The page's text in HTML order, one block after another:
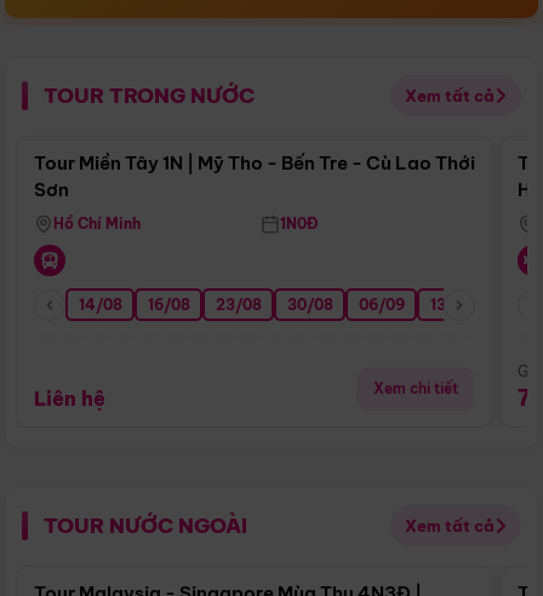
TOUR TRONG NƯỚC Xem tất cả
Điểm nổi bật
Tour Miền Tây 1N | Mỹ Tho - Bến Tre - Cù Lao Thới
Sơn
Hồ Chí Minh 1N0Đ
14/08 16/08 23/08 30/08 06/09 13/09
Liên hệ Xem chi tiết
TOUR NƯỚC NGOÀI Xem tất cả
Điểm nổi bật